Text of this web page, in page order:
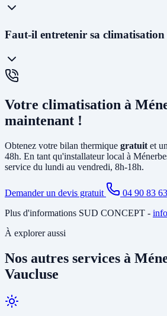
semaines. En cas d'urgence (panne avant
LaPAC air-air(climatisation réversible)
circuit de chauffage (radiateurs ou
produire votre eau chaude sanitaire. Elle
une chaudière gaz ou fioul et est éligible à
Faut-il entretenir sa climatisation
Oui, un
proposons descontrats de maintenanceà
nettoyage des filtres, la vérification du
des performances et la recharge éventuelle
Votre climatisation à
maintenant !
Obtenez votre bilan thermique gratuit et
48h. En tant qu'installateur local à
service du lundi au vendredi, 8h-18h.
Demander un devis gratuit
04 90 83
Plus d'informations SUD CONCEPT -
À explorer aussi
Nos autres services à
Vaucluse